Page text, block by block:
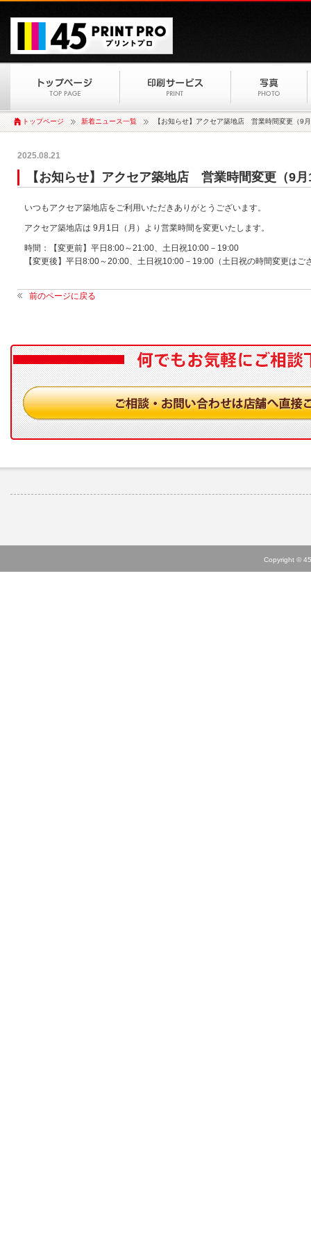
トップページ 新着ニュース一覧 【お知らせ】アクセア築地店 営業時間変更（9
2025.08.21
【お知らせ】アクセア築地店 営業時間変更（9
いつもアクセア築地店をご利用いただきありがとうございます。
アクセア築地店は 9月1日（月）より営業時間を変更いたします。
時間：【変更前】平日8:00～21:00、土日祝10:00－19:00
【変更後】平日8:00～20:00、土日祝10:00－19:00（土日祝の時間変更はご
前のページに戻る
Copyright ©